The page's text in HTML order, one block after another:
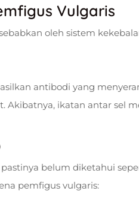
Vulgaris
oleh sistem
antibodi yang
Akibatnya, ikatan antar sel
belum diketahui
pemfigus vulgaris: